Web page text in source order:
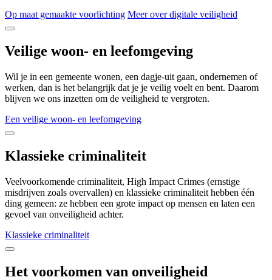
Op maat gemaakte voorlichting Meer over digitale veiligheid
Veilige woon- en leefomgeving
Wil je in een gemeente wonen, een dagje-uit gaan, ondernemen of
werken, dan is het belangrijk dat je je veilig voelt en bent. Daarom
blijven we ons inzetten om de veiligheid te vergroten.
Een veilige woon- en leefomgeving
Klassieke criminaliteit
Veelvoorkomende criminaliteit, High Impact Crimes (ernstige
misdrijven zoals overvallen) en klassieke criminaliteit hebben één
ding gemeen: ze hebben een grote impact op mensen en laten een
gevoel van onveiligheid achter.
Klassieke criminaliteit
Het voorkomen van onveiligheid